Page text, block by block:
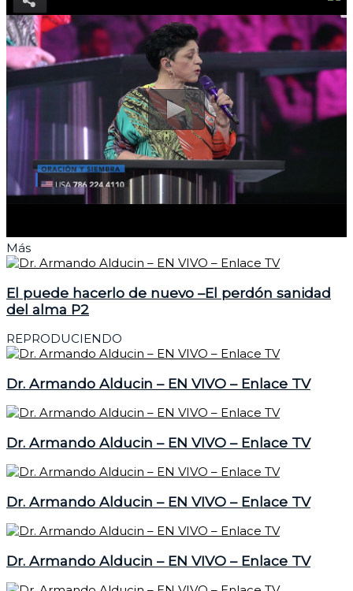
Más
El puede hacerlo de nuevo –El perdón sanidad
del alma P2
REPRODUCIENDO
Dr. Armando Alducin – EN VIVO – Enlace TV
Dr. Armando Alducin – EN VIVO – Enlace TV
Dr. Armando Alducin – EN VIVO – Enlace TV
Dr. Armando Alducin – EN VIVO – Enlace TV